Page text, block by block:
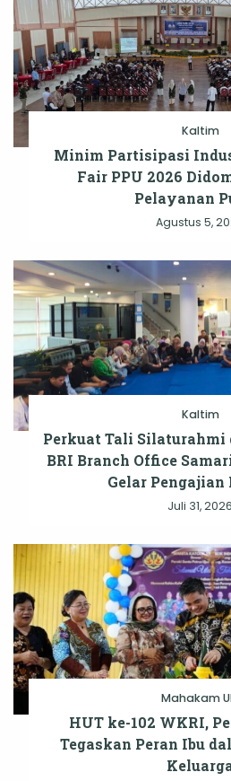
Kaltim
Minim Partisipasi
Fair PPU 2026
Pelayanan
Agustus 5,
Kaltim
Perkuat Tali
BRI Branch Office
Gelar Pengajian
Juli 31, 2026
Mahakam
HUT ke-102 WKRI,
Tegaskan Peran Ibu